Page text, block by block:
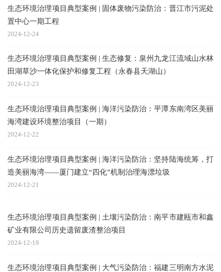
生态环境治理项目典型案例 | 固体废物污染防治：晋江市污泥处
置中心一期工程
2024-12-24
生态环境治理项目典型案例 | 生态修复：泉州九龙江流域山水林
田湖草沙一体化保护和修复工程（永春县天湖山）
2024-12-23
生态环境治理项目典型案例 | 海洋污染防治：平潭东南湾区美丽
海湾建设环境整治项目（一期）
2024-12-22
生态环境治理项目典型案例 | 海洋污染防治：坚持陆海统筹，打
造美丽海湾——厦门建立“四化”机制治理海漂垃圾
2024-12-21
生态环境治理项目典型案例 | 土壤污染防治：南平市建瓯市和鑫
矿业有限公司历史遗留废渣整治项目
2024-12-19
生态环境治理项目典型案例 | 大气污染防治：福建三明南方水泥